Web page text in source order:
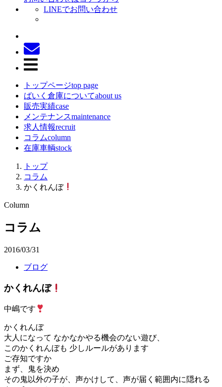
LINEでお問い合わせ
トップページtop page
ばいく倉庫についてabout us
販売実績case
メンテナンスmaintenance
求人情報recruit
コラムcolumn
在庫車輌stock
トップ
コラム
かくれんぼ
コラム
2016/03/31
ブログ
かくれんぼ
中嶋です
かくれんぼ
大人になって なかなかやる機会のない遊び、
このかくれんぼも 少しルールがあります
ご存知ですか
まず、鬼を決め
その鬼以外の子が、声かけして、声が届く範囲内に隠れる